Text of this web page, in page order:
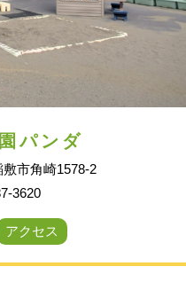
パンダ
市角崎1578-2
3620
アクセス